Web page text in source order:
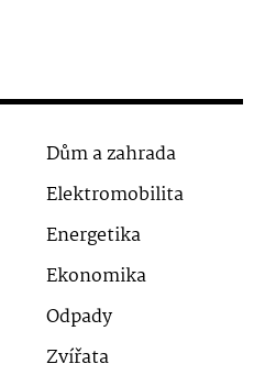
Dům a zahrada
Elektromobilita
Energetika
Ekonomika
Odpady
Zvířata